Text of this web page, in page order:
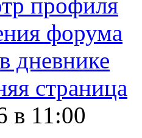
профиля
форума
дневнике
страница
в 11:00